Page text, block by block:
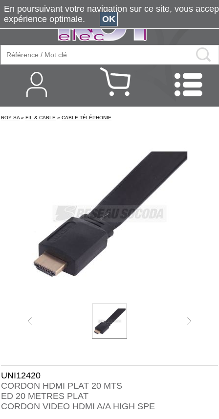
ROY SA » FIL & CABLE » CABLE TÉLÉPHONIE
UNI12420
CORDON HDMI PLAT 20 MTS
ED 20 METRES PLAT
CORDON VIDEO HDMI A/A HIGH SPE
En poursuivant votre navigation sur ce site, vous
expérience optimale.
OK